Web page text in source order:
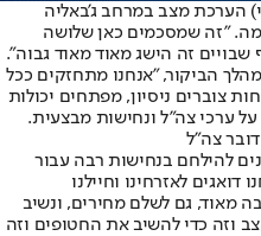
הערכת מצב במרחב ג'באליה
"זה שמסכמים כאן שלושה
זה הישג מאוד מאוד גבוה".
הביקור, "אנחנו מתחזקים ככל
צוברים ניסיון, מפתחים יכולות
ערכי צה"ל ונחישות מבצעית.
צה"ל
להילחם בנחישות רבה עבור
לאזרחינו וחיילנו
מאוד, גם לשלם מחירים, ונשיב
וזה כדי להשיב את החטופים וזה